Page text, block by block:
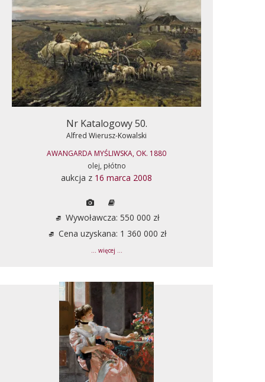
Nr Katalogowy 50.
Alfred Wierusz-Kowalski
AWANGARDA MYŚLIWSKA, OK. 1880
olej, płótno
aukcja z 16 marca 2008
Wywoławcza: 550 000 zł
Cena uzyskana: 1 360 000 zł
... więcej ...